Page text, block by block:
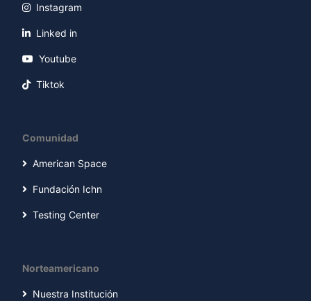
Instagram
Linked in
Youtube
Tiktok
Comunidad
American Space
Fundación Ichn
Testing Center
Norteamericano
Nuestra Institución